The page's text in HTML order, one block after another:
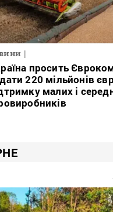
просить
220 мільйонів
малих і